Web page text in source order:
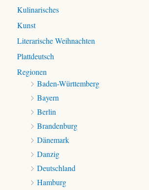
Kulinarisches
Kunst
Literarische Weihnachten
Plattdeutsch
Regionen
Baden-Württemberg
Bayern
Berlin
Brandenburg
Dänemark
Danzig
Deutschland
Hamburg